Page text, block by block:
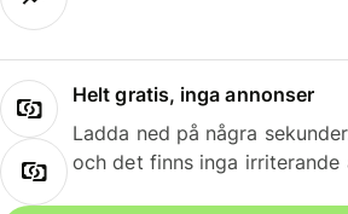
Helt gratis, inga annonser
Ladda ned på några
och det finns inga irriterande